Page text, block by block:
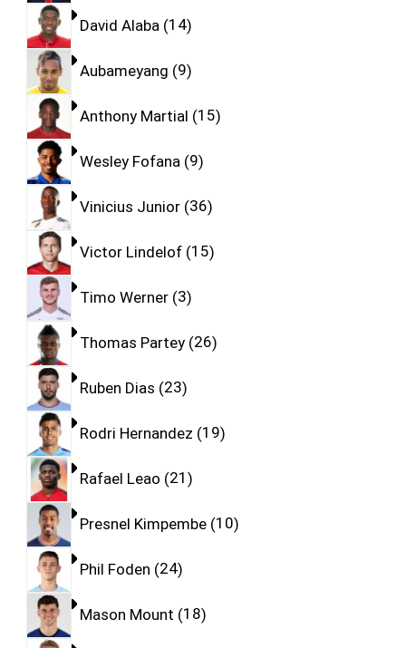
David Alaba 14
Aubameyang 9
Anthony Martial 15
Wesley Fofana 9
Vinicius Junior 36
Victor Lindelof 15
Timo Werner 3
Thomas Partey 26
Ruben Dias 23
Rodri Hernandez 19
Rafael Leao 21
Presnel Kimpembe 10
Phil Foden 24
Mason Mount 18